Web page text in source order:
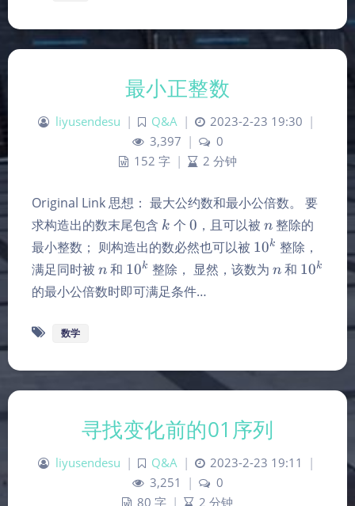
最小正整数
liyusendesu Q&A 2023-2-23 19:30
3,397
0
152 字
2 分钟
Original Link 思想： 最大公约数和最小公倍数。 要
求构造出的数末尾包含 k
k 个 0
0 ，且可以被 n
n整除的
最小整数； 则构造出的数必然也可以被 10^k
10k 整除，
满足同时被 n
n 和 10^k
10k 整除， 显然，该数为 n
n 和 10^k
10k
的最小公倍数时即可满足条件…
数学
寻找变化前的01序列
liyusendesu Q&A 2023-2-23 19:11
3,251
0
80 字
2 分钟